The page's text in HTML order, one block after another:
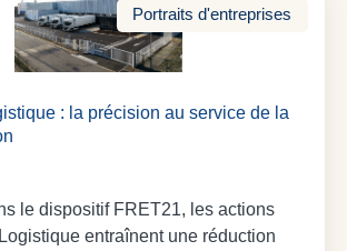
Portraits d'entreprises
: la précision au service de la
le dispositif FRET21, les actions
entraînent une réduction